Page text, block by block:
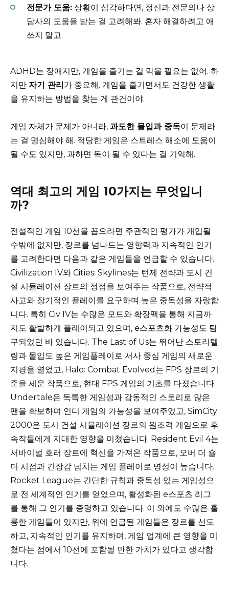
전문가 도움: 상황이 심각하다면, 정신과 전문의나 상
담사의 도움을 받는 걸 고려해봐. 혼자 해결하려고 애
쓰지 말고.
ADHD는 장애지만, 게임을 즐기는 걸 막을 필요는 없어. 하
지만 자기 관리가 중요해. 게임을 즐기면서도 건강한 생활
을 유지하는 방법을 찾는 게 관건이야.
게임 자체가 문제가 아니라, 과도한 몰입과 중독이 문제라
는 걸 명심해야 해. 적당한 게임은 스트레스 해소에 도움이
될 수도 있지만, 과하면 독이 될 수 있다는 걸 기억해.
역대 최고의 게임 10가지는 무엇입니
까?
전설적인 게임 10선을 꼽으라면 주관적인 평가가 개입될
수밖에 없지만, 장르를 넘나드는 영향력과 지속적인 인기
를 고려한다면 다음과 같은 게임들을 언급할 수 있습니다.
Civilization IV와 Cities: Skylines는 턴제 전략과 도시 건
설 시뮬레이션 장르의 정점을 보여주는 작품으로, 전략적
사고와 장기적인 플레이를 요구하며 높은 중독성을 자랑합
니다. 특히 Civ IV는 수많은 모드와 확장팩을 통해 지금까
지도 활발하게 플레이되고 있으며, e스포츠화 가능성도 탐
구되었던 바 있습니다. The Last of Us는 뛰어난 스토리텔
링과 몰입도 높은 게임플레이로 서사 중심 게임의 새로운
지평을 열었고, Halo: Combat Evolved는 FPS 장르의 기
준을 세운 작품으로, 현대 FPS 게임의 기초를 다졌습니다.
Undertale은 독특한 게임성과 감동적인 스토리로 많은
팬을 확보하며 인디 게임의 가능성을 보여주었고, SimCity
2000은 도시 건설 시뮬레이션 장르의 원조격 게임으로 후
속작들에게 지대한 영향을 미쳤습니다. Resident Evil 4는
서바이벌 호러 장르에 혁신을 가져온 작품으로, 오버 더 숄
더 시점과 긴장감 넘치는 게임 플레이로 명성이 높습니다.
Rocket League는 간단한 규칙과 중독성 있는 게임성으
로 전 세계적인 인기를 얻었으며, 활성화된 e스포츠 리그
를 통해 그 인기를 증명하고 있습니다. 이 외에도 수많은 훌
륭한 게임들이 있지만, 위에 언급된 게임들은 장르를 선도
하고, 지속적인 인기를 유지하며, 게임 업계에 큰 영향을 미
쳤다는 점에서 10선에 포함될 만한 가치가 있다고 생각합
니다.